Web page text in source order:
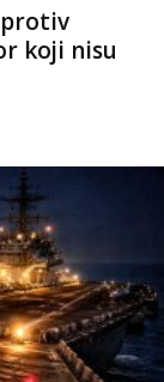
protiv
koji nisu